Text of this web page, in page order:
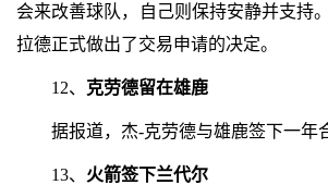
会来改善球队，自己则保持安静并支持
拉德正式做出了交易申请的决定。
12、 克劳德留在雄鹿
据报道，杰-克劳德与雄鹿签下一年
13、 火箭签下兰代尔